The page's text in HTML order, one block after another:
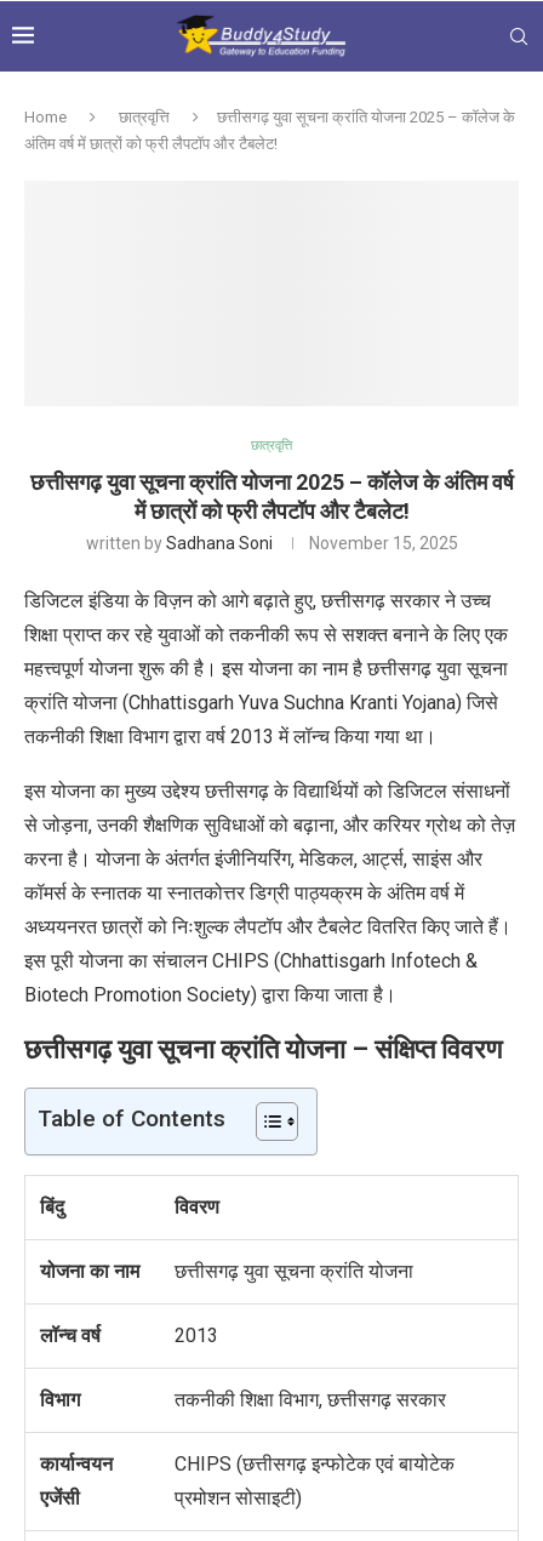
Home छात्रवृत्ति
छत्तीसगढ़ युवा सूचना क्रांति योजना 2025 – कॉलेज के
अंतिम वर्ष में छात्रों को फ्री लैपटॉप और टैबलेट!
छात्रवृत्ति
छत्तीसगढ़ युवा सूचना क्रांति योजना 2025 – कॉलेज के अंतिम वर्ष
में छात्रों को फ्री लैपटॉप और टैबलेट!
written bySadhana Soni November 15, 2025
डिजिटल इंडिया के विज़न को आगे बढ़ाते हुए,छत्तीसगढ़ सरकार ने उच्च
शिक्षा प्राप्त कर रहे युवाओं को तकनीकी रूप से सशक्त बनाने के लिए एक
महत्त्वपूर्ण योजना शुरू की है। इस योजना का नाम है छत्तीसगढ़ युवा सूचना
क्रांति योजना (Chhattisgarh Yuva Suchna Kranti Yojana)जिसे
तकनीकी शिक्षा विभाग द्वारा वर्ष 2013में लॉन्च किया गया था।
इस योजना का मुख्य उद्देश्य छत्तीसगढ़ के विद्यार्थियों को डिजिटल संसाधनों
से जोड़ना,उनकी शैक्षणिक सुविधाओं को बढ़ाना, और करियर ग्रोथ को तेज़
करना है। योजना के अंतर्गत इंजीनियरिंग,मेडिकल, आर्ट्स,साइंस और
कॉमर्स के स्नातक या स्नातकोत्तर डिग्री पाठ्यक्रम के अंतिम वर्ष में
अध्ययनरत छात्रों को निःशुल्क लैपटॉप और टैबलेट वितरित किए जाते हैं।
इस पूरी योजना का संचालनCHIPS (Chhattisgarh Infotech &
Biotech Promotion Society)द्वारा किया जाता है।
छत्तीसगढ़ युवा सूचना क्रांति योजना – संक्षिप्त विवरण
Table of Contents
बिंदु विवरण
योजना का नाम छत्तीसगढ़ युवा सूचना क्रांति योजना
लॉन्च वर्ष 2013
विभाग तकनीकी शिक्षा विभाग,छत्तीसगढ़ सरकार
कार्यान्वयन
एजेंसी
CHIPS (छत्तीसगढ़ इन्फोटेक एवं बायोटेक
प्रमोशन सोसाइटी)